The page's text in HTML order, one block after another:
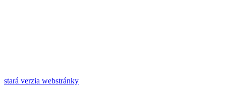
stará verzia webstránky